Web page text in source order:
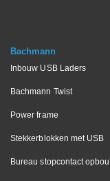
Bachmann
Inbouw USB Laders
Bachmann Twist
Power frame
Stekkerblokken met USB
Bureau stopcontact